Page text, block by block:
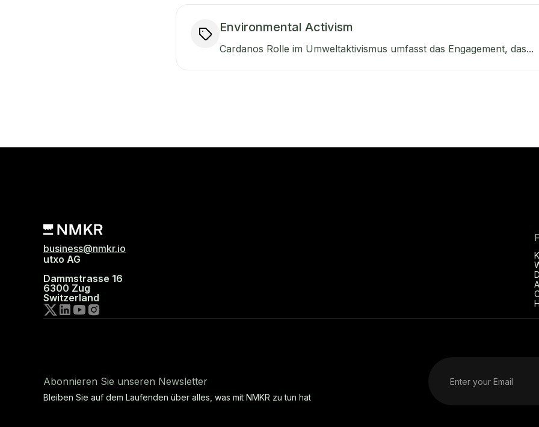
Environmental Activism
Cardanos Rolle im Umweltaktivismus umfasst das Engagement, das...
business@nmkr.io
utxo AG
Dammstrasse 16
6300 Zug
Switzerland
Abonnieren Sie unseren Newsletter
Bleiben Sie auf dem Laufenden über alles, was mit NMKR zu tun hat